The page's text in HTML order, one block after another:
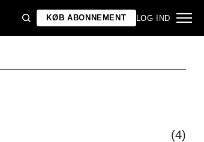
KØB ABONNEMENT LOG IND
(4)